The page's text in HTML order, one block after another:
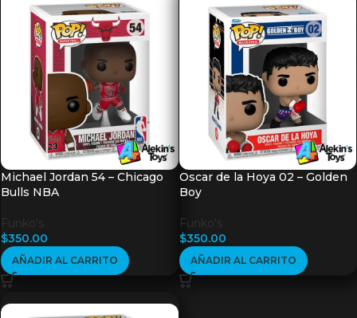
Michael Jordan 54 – Chicago
Bulls NBA
Funko's
$350.00
AÑADIR AL CARRITO
Oscar de la Hoya 02 – Golden
Boy
Funko's
$350.00
AÑADIR AL CARRITO